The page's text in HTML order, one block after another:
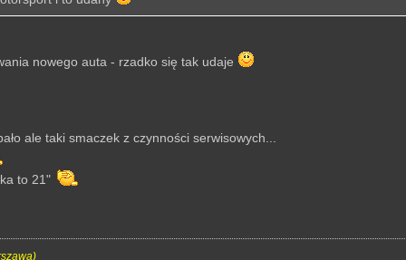
nowego auta - rzadko się tak udaje
ale taki smaczek z czynności serwisowych...
to 21"